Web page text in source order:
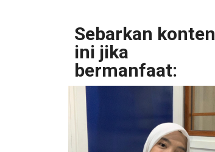
Sebarkan konten
ini jika
bermanfaat: